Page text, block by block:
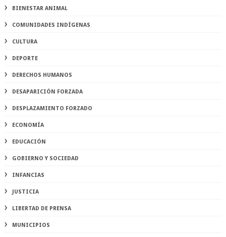
BIENESTAR ANIMAL
COMUNIDADES INDÍGENAS
CULTURA
DEPORTE
DERECHOS HUMANOS
DESAPARICIÓN FORZADA
DESPLAZAMIENTO FORZADO
ECONOMÍA
EDUCACIÓN
GOBIERNO Y SOCIEDAD
INFANCIAS
JUSTICIA
LIBERTAD DE PRENSA
MUNICIPIOS